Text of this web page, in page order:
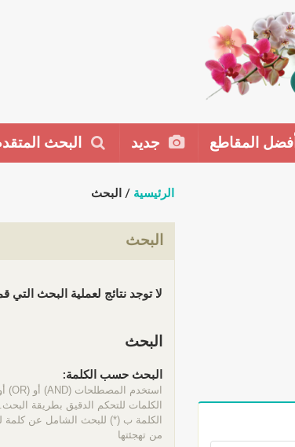
أفضل المقاطع جديد البحث
الرئيسية / البحث
البحث
لا توجد نتائج لعملية البحث التي
البحث
البحث حسب الكلمة:
الكلمات للتحكم الدقيق بطريقة
الكلمة ب (*) للبحث الشامل عن كلمة
من تهجئتها